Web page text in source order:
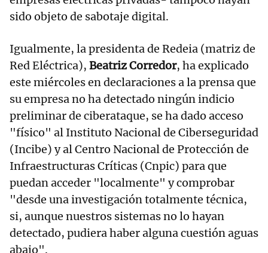
sido objeto de sabotaje digital.
Igualmente, la presidenta de Redeia (matriz de
Red Eléctrica), Beatriz Corredor, ha explicado
este miércoles en declaraciones a la prensa que
su empresa no ha detectado ningún indicio
preliminar de ciberataque, se ha dado acceso
"físico" al Instituto Nacional de Ciberseguridad
(Incibe) y al Centro Nacional de Protección de
Infraestructuras Críticas (Cnpic) para que
puedan acceder "localmente" y comprobar
"desde una investigación totalmente técnica,
si, aunque nuestros sistemas no lo hayan
detectado, pudiera haber alguna cuestión aguas
abajo".